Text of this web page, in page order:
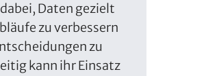
Daten gezielt
zu verbessern
zu
kann ihr Einsatz